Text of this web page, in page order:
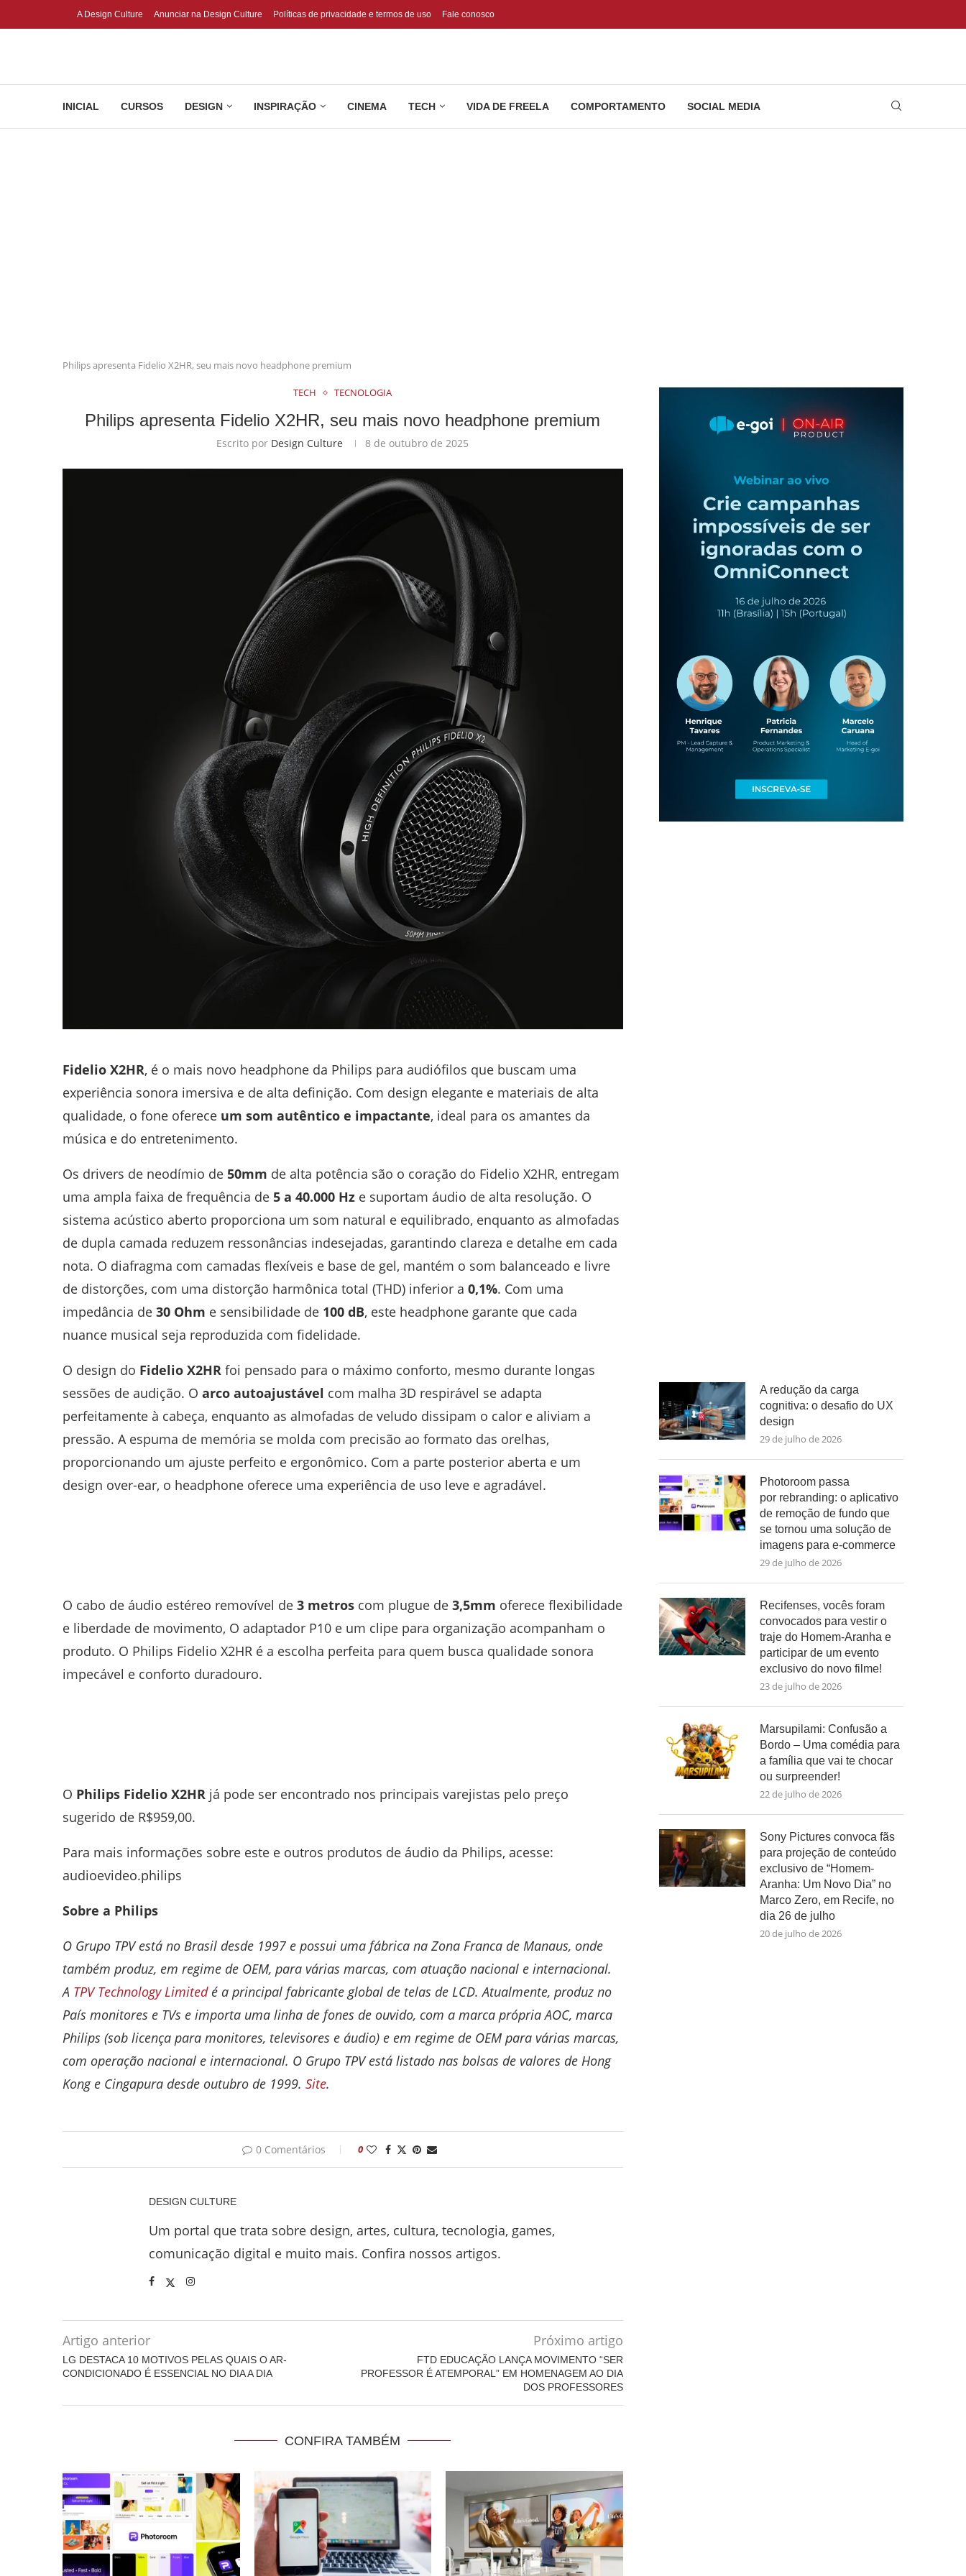
A Design Culture Anunciar na Design Culture Políticas de privacidade e termos de uso Fale conosco
INICIAL CURSOS DESIGN INSPIRAÇÃO CINEMA TECH VIDA DE FREELA COMPORTAMENTO SOCIAL MEDIA
Philips apresenta Fidelio X2HR, seu mais novo headphone premium
TECH TECNOLOGIA
Philips apresenta Fidelio X2HR, seu mais novo headphone premium
Escrito por Design Culture 8 de outubro de 2025
Fidelio X2HR, é o mais novo headphone da Philips para audiófilos que buscam uma
experiência sonora imersiva e de alta definição. Com design elegante e materiais de alta
qualidade, o fone oferece um som autêntico e impactante, ideal para os amantes da
música e do entretenimento.
Os drivers de neodímio de 50mm de alta potência são o coração do Fidelio X2HR, entregam
uma ampla faixa de frequência de 5 a 40.000 Hz e suportam áudio de alta resolução. O
sistema acústico aberto proporciona um som natural e equilibrado, enquanto as almofadas
de dupla camada reduzem ressonâncias indesejadas, garantindo clareza e detalhe em cada
nota. O diafragma com camadas flexíveis e base de gel, mantém o som balanceado e livre
de distorções, com uma distorção harmônica total (THD) inferior a 0,1%. Com uma
impedância de 30 Ohm e sensibilidade de 100 dB, este headphone garante que cada
nuance musical seja reproduzida com fidelidade.
O design do Fidelio X2HR foi pensado para o máximo conforto, mesmo durante longas
sessões de audição. O arco autoajustável com malha 3D respirável se adapta
perfeitamente à cabeça, enquanto as almofadas de veludo dissipam o calor e aliviam a
pressão. A espuma de memória se molda com precisão ao formato das orelhas,
proporcionando um ajuste perfeito e ergonômico. Com a parte posterior aberta e um
design over-ear, o headphone oferece uma experiência de uso leve e agradável.
O cabo de áudio estéreo removível de 3 metros com plugue de 3,5mm oferece flexibilidade
e liberdade de movimento, O adaptador P10 e um clipe para organização acompanham o
produto. O Philips Fidelio X2HR é a escolha perfeita para quem busca qualidade sonora
impecável e conforto duradouro.
O Philips Fidelio X2HR já pode ser encontrado nos principais varejistas pelo preço
sugerido de R$959,00.
Para mais informações sobre este e outros produtos de áudio da Philips, acesse:
audioevideo.philips
Sobre a Philips
O Grupo TPV está no Brasil desde 1997 e possui uma fábrica na Zona Franca de Manaus, onde
também produz, em regime de OEM, para várias marcas, com atuação nacional e internacional.
A TPV Technology Limitedé a principal fabricante global de telas de LCD. Atualmente, produz no
País monitores e TVs e importa uma linha de fones de ouvido, com a marca própria AOC, marca
Philips (sob licença para monitores, televisores e áudio) e em regime de OEM para várias marcas,
com operação nacional e internacional. O Grupo TPV está listado nas bolsas de valores de Hong
Kong e Cingapura desde outubro de 1999. Site.
0 Comentários 0
DESIGN CULTURE
Um portal que trata sobre design, artes, cultura, tecnologia, games,
comunicação digital e muito mais. Confira nossos artigos.
Artigo anterior
LG DESTACA 10 MOTIVOS PELAS QUAIS O AR-
CONDICIONADO É ESSENCIAL NO DIA A DIA
Próximo artigo
FTD EDUCAÇÃO LANÇA MOVIMENTO “SER
PROFESSOR É ATEMPORAL” EM HOMENAGEM AO DIA
DOS PROFESSORES
CONFIRA TAMBÉM
A redução da carga
cognitiva: o desafio do UX
design
29 de julho de 2026
Photoroom passa
por rebranding: o aplicativo
de remoção de fundo que
se tornou uma solução de
imagens para e-commerce
29 de julho de 2026
Recifenses, vocês foram
convocados para vestir o
traje do Homem-Aranha e
participar de um evento
exclusivo do novo filme!
23 de julho de 2026
Marsupilami: Confusão a
Bordo – Uma comédia para
a família que vai te chocar
ou surpreender!
22 de julho de 2026
Sony Pictures convoca fãs
para projeção de conteúdo
exclusivo de “Homem-
Aranha: Um Novo Dia” no
Marco Zero, em Recife, no
dia 26 de julho
20 de julho de 2026